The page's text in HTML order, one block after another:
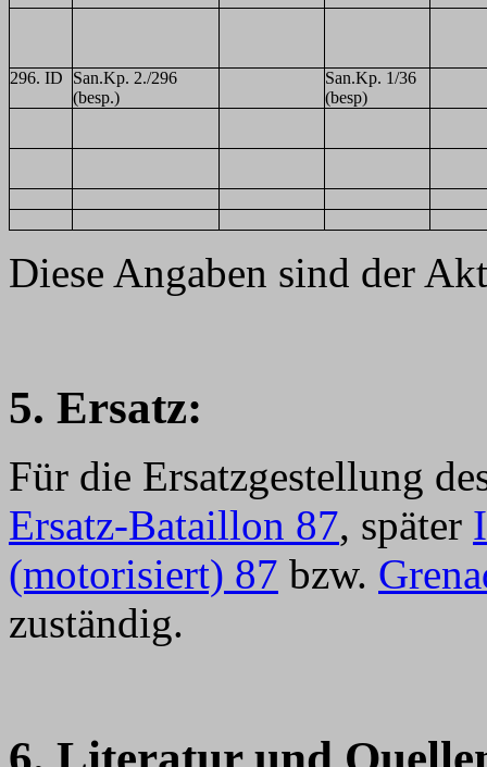
296. ID
San.Kp. 2./296
(besp.)
San.Kp. 1/36
(besp)
Diese Angaben sind der
5. Ersatz:
Für die Ersatzgestellung
Ersatz-Bataillon 87, später
(motorisiert) 87 bzw.
zuständig.